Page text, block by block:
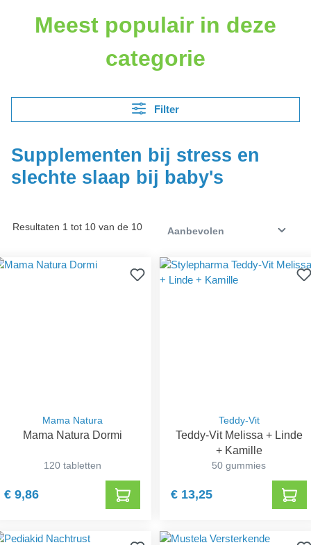
Meest populair in deze
categorie
Filter
Supplementen bij stress en
slechte slaap bij baby's
Resultaten 1 tot 10 van de 10
Mama Natura
Mama Natura Dormi
120 tabletten
€ 9,86
Teddy-Vit
Teddy-Vit Melissa + Linde
+ Kamille
50 gummies
€ 13,25